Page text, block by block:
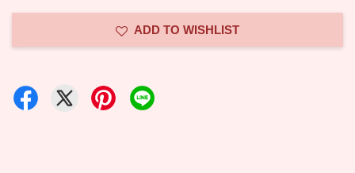
ADD TO WISHLIST